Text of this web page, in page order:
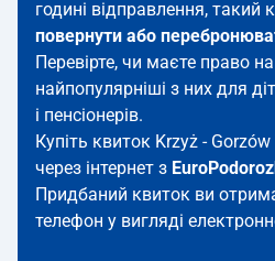
годині відправлення,
повернути або
Перевірте, чи маєте право на
найпопулярніші з них для
і пенсіонерів.
Купіть квиток Krzyż -
через інтернет з
Придбаний квиток ви
телефон у вигляді